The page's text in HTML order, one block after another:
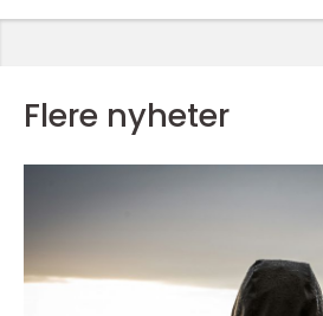
Flere nyheter